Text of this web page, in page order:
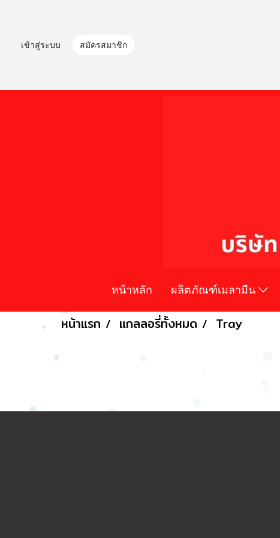
เข้าสู่ระบบ สมัครสมาชิก
หน้าหลัก ผลิตภัณฑ์เมลามีน
หน้าแรก แกลลอรี่ทั้งหมด Tray